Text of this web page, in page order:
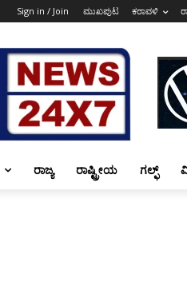
Sign in / Join ಮುಖಪುಟ ಕರಾವಳಿ
ರಾಜ್ಯ ರಾಷ್ಟ್ರೀಯ ಗಲ್ಫ್